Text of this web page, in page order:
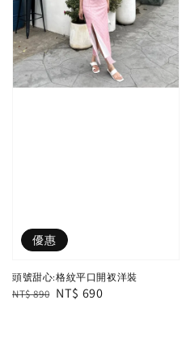
優惠
頭號甜心:格紋平口開衩洋裝
Regular
NT$ 890 Sale
NT$ 690